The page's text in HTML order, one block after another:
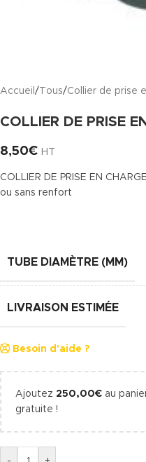
Accueil /Tous/Collier de prise
COLLIER DE PRISE
8,50€ HT
COLLIER DE PRISE EN
ou sans renfort
TUBE DIAMÈTRE (MM)
LIVRAISON ESTIMÉE
Besoin d'aide ?
Ajoutez 250,00€ au
gratuite !